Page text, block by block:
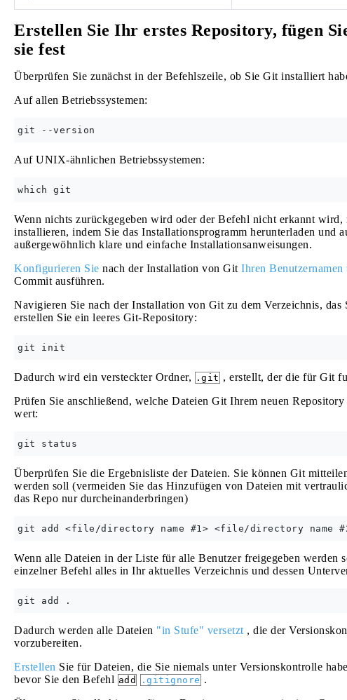
Erstellen Sie Ihr erstes Repository, fügen
sie fest
Überprüfen Sie zunächst in der Befehlszeile, ob Sie Git installiert
Auf allen Betriebssystemen:
Auf UNIX-ähnlichen Betriebssystemen:
Wenn nichts zurückgegeben wird oder der Befehl nicht erkannt
installieren, indem Sie das Installationsprogramm herunterladen und
außergewöhnlich klare und einfache Installationsanweisungen.
Konfigurieren Sie nach der Installation von Git Ihren
Commit ausführen.
Navigieren Sie nach der Installation von Git zu dem Verzeichnis,
erstellen Sie ein leeres Git-Repository:
Dadurch wird ein versteckter Ordner, .git , erstellt, der die für Git
Prüfen Sie anschließend, welche Dateien Git Ihrem neuen
wert:
Überprüfen Sie die Ergebnisliste der Dateien. Sie können Git
werden soll (vermeiden Sie das Hinzufügen von Dateien mit
das Repo nur durcheinanderbringen)
Wenn alle Dateien in der Liste für alle Benutzer freigegeben
einzelner Befehl alles in Ihr aktuelles Verzeichnis und dessen
Dadurch werden alle Dateien "in Stufe" versetzt , die der
vorzubereiten.
Erstellen Sie für Dateien, die Sie niemals unter Versionskontrolle
bevor Sie den Befehl add .gitignore .